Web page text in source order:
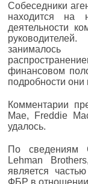
Собеседники
находится на
деятельности
финансовом
подробности они
Комментарии
Mae, Freddie
удалось.
По сведениям
Lehman
является
ФБР в